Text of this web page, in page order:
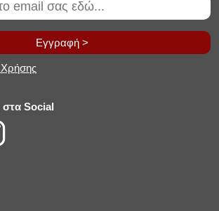
Εγγραφή >
στα Social